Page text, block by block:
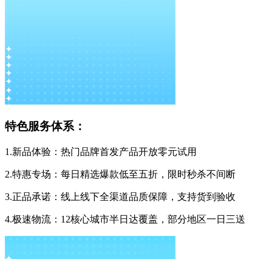
特色服务体系：
1.新品体验：热门品牌首发产品开放零元试用
2.特惠专场：每日精选爆款低至五折，限时秒杀不间断
3.正品承诺：线上线下全渠道品质保障，支持货到验收
4.极速物流：12核心城市半日达覆盖，部分地区一日三送